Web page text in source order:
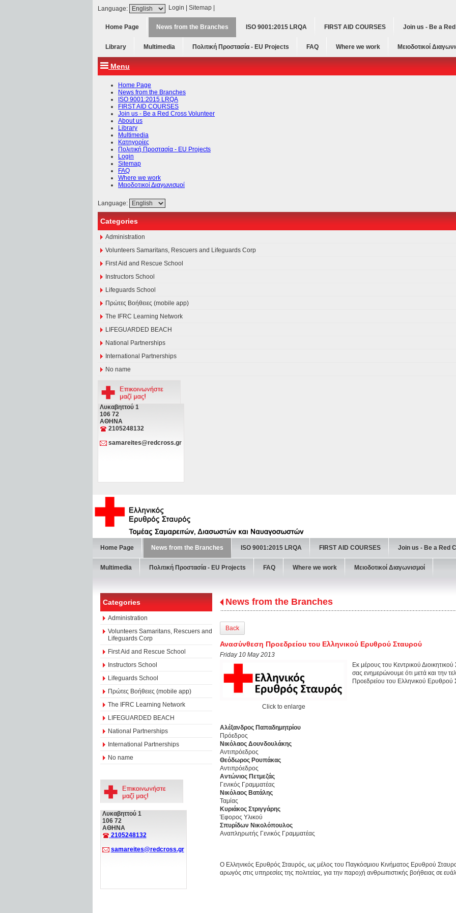
Language: Login Sitemap
Home Page News from the Branches ISO 9001:2015 LRQA FIRST AID COURSES Join us - Be a
Library Multimedia Πολιτική Προστασία - ΕU Projects FAQ Where we work Μειοδοτικοί
Menu
Home Page
News from the Branches
ISO 9001:2015 LRQA
FIRST AID COURSES
Join us - Be a Red Cross Volunteer
About us
Library
Multimedia
Κατηγορίες
Πολιτική Προστασία - ΕU Projects
Login
Sitemap
FAQ
Where we work
Μειοδοτικοί Διαγωνισμοί
Language:
Categories
Administration
Volunteers Samaritans, Rescuers and Lifeguards Corp
First Aid and Rescue School
Instructors School
Lifeguards School
Πρώτες Βοήθειες (mobile app)
The IFRC Learning Network
LIFEGUARDED BEACH
National Partnerships
International Partnerships
No name
Λυκαβηττού 1
106 72
ΑΘΗΝΑ
2105248132
samareites@redcross.gr
Home Page News from the Branches ISO 9001:2015 LRQA FIRST AID COURSES Join us - Be a Red
Multimedia Πολιτική Προστασία - ΕU Projects FAQ Where we work Μειοδοτικοί Διαγωνισμοί
Categories
Administration
Volunteers Samaritans, Rescuers and
Lifeguards Corp
First Aid and Rescue School
Instructors School
Lifeguards School
Πρώτες Βοήθειες (mobile app)
The IFRC Learning Network
LIFEGUARDED BEACH
National Partnerships
International Partnerships
No name
Λυκαβηττού 1
106 72
ΑΘΗΝΑ
2105248132
samareites@redcross.gr
News from the Branches
Back
Ανασύνθεση Προεδρείου του Ελληνικού Ερυθρού Σταυρού
Friday 10 May 2013
Click to enlarge
Εκ μέρους του Κεντρικού
σας ενημερώνουμε ότι μετά και την
Προεδρείου του Ελληνικού Ερυθρού
Αλέξανδρος Παπαδημητρίου
Πρόεδρος
Νικόλαος Δουνδουλάκης
Αντιπρόεδρος
Θεόδωρος Ρουπάκας
Αντιπρόεδρος
Αντώνιος Πετμεζάς
Γενικός Γραμματέας
Νικόλαος Βατάλης
Ταμίας
Κυριάκος Στριγγάρης
Έφορος Υλικού
Σπυρίδων Νικολόπουλος
Αναπληρωτής Γενικός Γραμματέας
Ο Ελληνικός Ερυθρός Σταυρός, ως μέλος του Παγκόσμιου Κινήματος Ερυθρού
αρωγός στις υπηρεσίες της πολιτείας, για την παροχή ανθρωπιστικής βοήθειας σε